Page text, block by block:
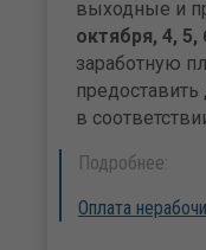
выходные и
октября, 4, 5,
заработную
в
Подробнее:
Оплата